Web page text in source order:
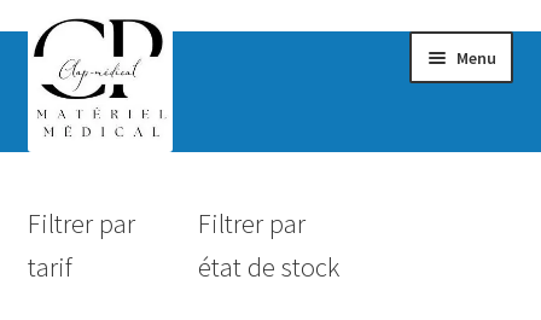
Menu
Hygiène
Filtrer par
tarif
Filtrer par
état de stock